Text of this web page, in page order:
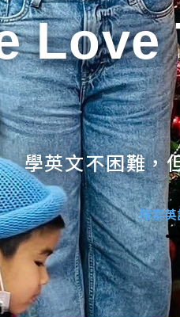
Love
學英文不困難，
探索